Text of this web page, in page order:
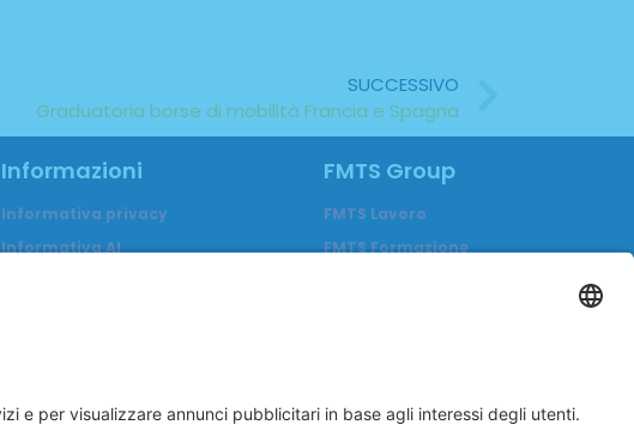
SUCCESSIVO
Graduatoria borse di mobilità Francia e Spagna
Informazioni
Informativa privacy
Informativa AI
FMTS Group
FMTS Lavoro
FMTS Formazione
In Cibum